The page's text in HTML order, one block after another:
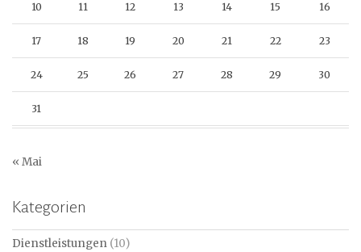
10 11 12 13 14 15 16
17 18 19 20 21 22 23
24 25 26 27 28 29 30
31
« Mai
Kategorien
Dienstleistungen (10)